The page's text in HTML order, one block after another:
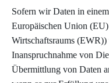
Sofern wir Daten in
Europäischen Union
Wirtschaftsraums
Inanspruchnahme von
Übermittlung von Daten